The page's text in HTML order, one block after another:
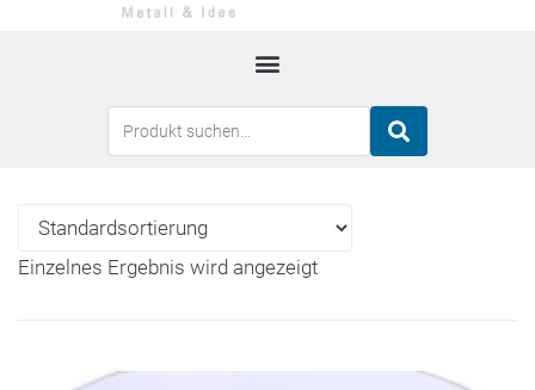
Einzelnes Ergebnis wird angezeigt